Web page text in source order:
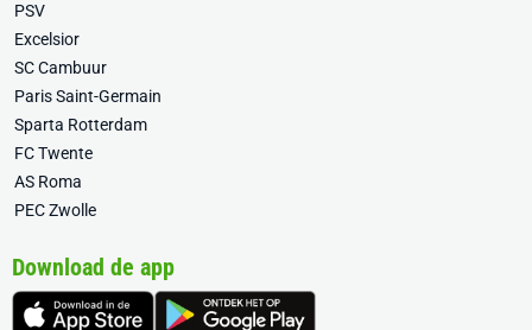
PSV
Excelsior
SC Cambuur
Paris Saint-Germain
Sparta Rotterdam
FC Twente
AS Roma
PEC Zwolle
Download de app